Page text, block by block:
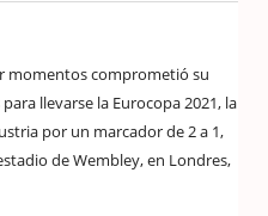
momentos comprometió su
llevarse la Eurocopa 2021, la
por un marcador de 2 a 1,
de Wembley, en Londres,